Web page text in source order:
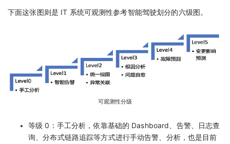
下面这张图则是 IT 系统可观测性参考智能驾驶划分的六级图。
可观测性分级
等级 0：手工分析，依靠基础的 Dashboard、告警、日志查
询、分布式链路追踪等方式进行手动告警、分析，也是目前